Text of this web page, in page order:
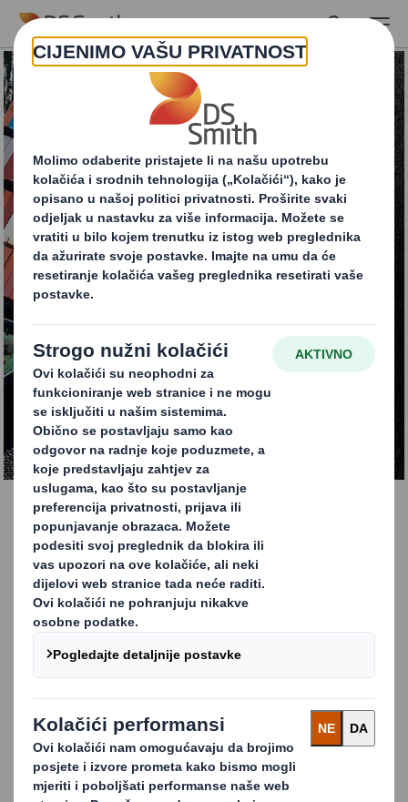
Skip to main content
Iskoristite puni
potencijal svoje
ambalaže
PREUZMITE IZVJEŠTAJ
Prepoznavanje izazova
u lancu opskrbe
U posljednje vrijeme sve je veći naglasak na lance
opskrbe, njihovu osjetljivost i složenost, a upravljanje
istima postalo je iznimno zahtjevan posao za
rukovoditelje u svim industrijama. Kako bismo pomogli u
optimizaciji ovih procesa donosimo Vam izvještaj u kojem
odgovaramo na pitanje kakvu ulogu u opskrbnom lancu
ima ambalaža?